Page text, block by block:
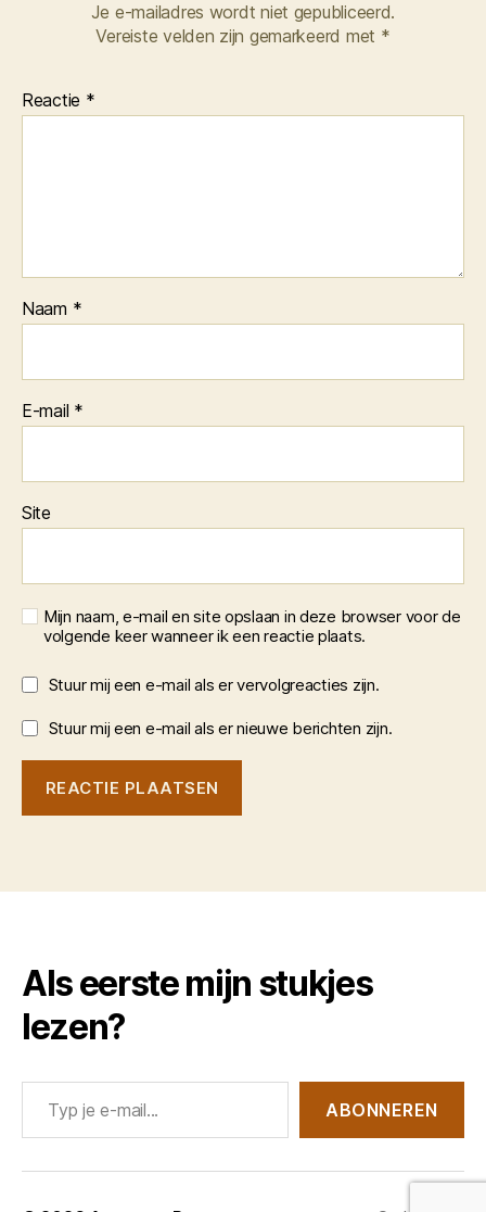
Je e-mailadres wordt niet gepubliceerd.
Vereiste velden zijn gemarkeerd met *
Reactie *
Naam *
E-mail *
Site
Mijn naam, e-mail en site opslaan in deze browser voor de
volgende keer wanneer ik een reactie plaats.
Stuur mij een e-mail als er vervolgreacties zijn.
Stuur mij een e-mail als er nieuwe berichten zijn.
Als eerste mijn stukjes
lezen?
Typ je e-mail...
ABONNEREN